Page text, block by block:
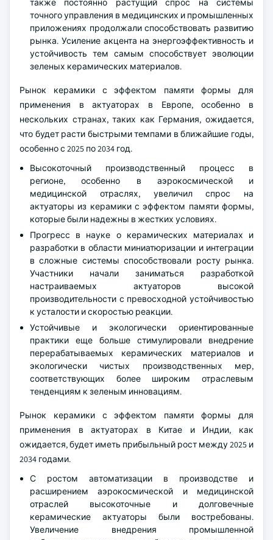
также постоянно растущий спрос на системы
точного управления в медицинских и промышленных
приложениях продолжали способствовать развитию
рынка. Усиление акцента на энергоэффективность и
устойчивость тем самым способствует эволюции
зеленых керамических материалов.
Рынок керамики с эффектом памяти формы для
применения в актуаторах в Европе, особенно в
нескольких странах, таких как Германия, ожидается,
что будет расти быстрыми темпами в ближайшие годы,
особенно с 2025 по 2034 год.
Высокоточный производственный процесс в
регионе, особенно в аэрокосмической и
медицинской отраслях, увеличил спрос на
актуаторы из керамики с эффектом памяти формы,
которые были надежны в жестких условиях.
Прогресс в науке о керамических материалах и
разработки в области миниатюризации и интеграции
в сложные системы способствовали росту рынка.
Участники начали заниматься разработкой
настраиваемых актуаторов высокой
производительности с превосходной устойчивостью
к усталости и скоростью реакции.
Устойчивые и экологически ориентированные
практики еще больше стимулировали внедрение
перерабатываемых керамических материалов и
экологически чистых производственных мер,
соответствующих более широким отраслевым
тенденциям к зеленым инновациям.
Рынок керамики с эффектом памяти формы для
применения в актуаторах в Китае и Индии, как
ожидается, будет иметь прибыльный рост между 2025 и
2034 годами.
С ростом автоматизации в производстве и
расширением аэрокосмической и медицинской
отраслей высокоточные и долговечные
керамические актуаторы были востребованы.
Увеличение внедрения промышленной